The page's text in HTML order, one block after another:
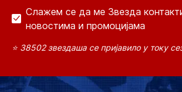
Слажем се да ме Звезда
новостима и промоцијама
⭐ 38502 звездаша се пријавило у току